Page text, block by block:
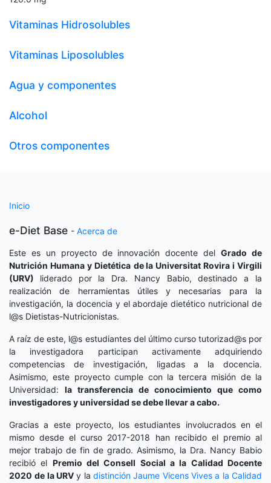
Vitaminas Hidrosolubles
Vitaminas Liposolubles
Agua y componentes
Alcohol
Otros componentes
Inicio
e-Diet Base - Acerca de
Este es un proyecto de innovación docente delGrado de
Nutrición Humana y Dietética de la Universitat Rovira i Virgili
(URV) liderado por la Dra. Nancy Babio, destinado a la
realización de herramientas útiles y necesarias para la
investigación, la docencia y el abordaje dietético nutricional de
l@s Dietistas-Nutricionistas.
A raíz de este, l@s estudiantes del último curso tutorizad@s por
la investigadora participan activamente adquiriendo
competencias de investigación, ligadas a la docencia.
Asimismo, este proyecto cumple con la tercera misión de la
Universidad: la transferencia de conocimiento que como
investigadores y universidad se debe llevar a cabo.
Gracias a este proyecto, los estudiantes involucrados en el
mismo desde el curso 2017-2018 han recibido el premio al
mejor trabajo de fin de grado. Asimismo, la Dra. Nancy Babio
recibió el Premio del Consell Social a la Calidad Docente
2020 de la URV y ladistinción Jaume Vicens Vives a la Calidad